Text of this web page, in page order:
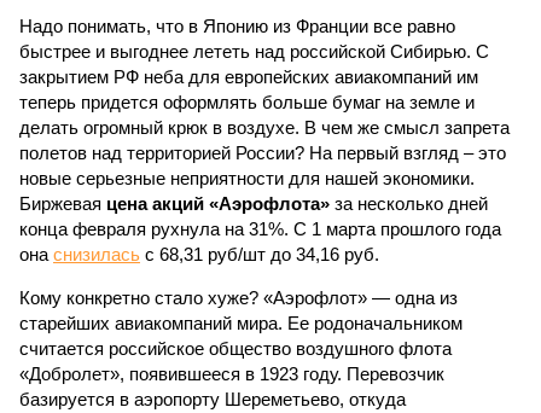
Надо понимать, что в Японию из Франции все равно
быстрее и выгоднее лететь над российской Сибирью. С
закрытием РФ неба для европейских авиакомпаний им
теперь придется оформлять больше бумаг на земле и
делать огромный крюк в воздухе. В чем же смысл запрета
полетов над территорией России? На первый взгляд – это
новые серьезные неприятности для нашей экономики.
Биржевая цена акций «Аэрофлота» за несколько дней
конца февраля рухнула на 31%. С 1 марта прошлого года
она снизилась с 68,31 руб/шт до 34,16 руб.
Кому конкретно стало хуже? «Аэрофлот» — одна из
старейших авиакомпаний мира. Ее родоначальником
считается российское общество воздушного флота
«Добролет», появившееся в 1923 году. Перевозчик
базируется в аэропорту Шереметьево, откуда